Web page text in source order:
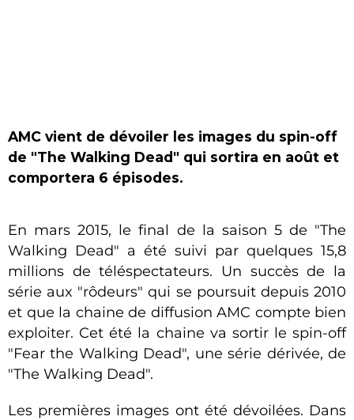
AMC vient de dévoiler les images du spin-off
de "The Walking Dead" qui sortira en août et
comportera 6 épisodes.
En mars 2015, le final de la saison 5 de "The
Walking Dead" a été suivi par quelques 15,8
millions de téléspectateurs. Un succès de la
série aux "rôdeurs" qui se poursuit depuis 2010
et que la chaine de diffusion AMC compte bien
exploiter. Cet été la chaine va sortir le spin-off
"Fear the Walking Dead", une série dérivée, de
"The Walking Dead".
Les premières images ont été dévoilées. Dans